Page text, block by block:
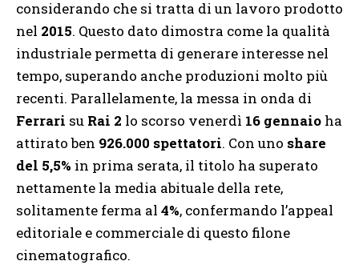
considerando che si tratta di un lavoro prodotto
nel 2015. Questo dato dimostra come la qualità
industriale permetta di generare interesse nel
tempo, superando anche produzioni molto più
recenti. Parallelamente, la messa in onda di
Ferrari su Rai 2 lo scorso venerdì 16 gennaio ha
attirato ben 926.000 spettatori. Con uno share
del 5,5% in prima serata, il titolo ha superato
nettamente la media abituale della rete,
solitamente ferma al 4%, confermando l’appeal
editoriale e commerciale di questo filone
cinematografico.